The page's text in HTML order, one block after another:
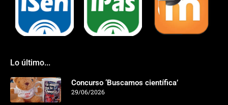
Lo último...
Concurso ‘Buscamos científica’
29/06/2026